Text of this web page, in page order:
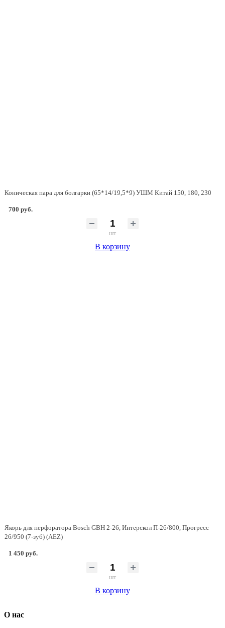
Коническая пара для болгарки (65*14/19,5*9) УШМ Китай 150, 180, 230
700 руб.
шт
В корзину
Якорь для перфоратора Bosch GBH 2-26, Интерскол П-26/800, Прогресс
26/950 (7-зуб) (AEZ)
1 450 руб.
шт
В корзину
О нас